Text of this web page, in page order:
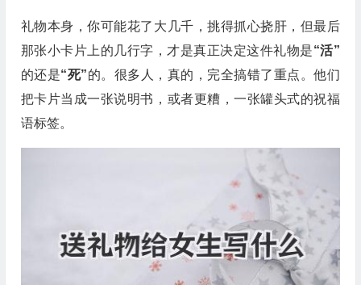
礼物本身，你可能花了大几千，挑得抓心挠肝，但最后
那张小卡片上的几行字，才是真正决定这件礼物是“活”
的还是“死”的。很多人，真的，完全搞错了重点。他们
把卡片当成一张说明书，或者更糟，一张罐头式的祝福
语标签。